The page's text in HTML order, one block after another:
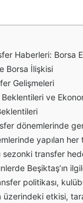
Haberleri: Borsa
Borsa İlişkisi
Gelişmeleri
Beklentileri ve
yaşayan bir kulüp. Geçmiş yıllarda olduğu gibi, bu yıl da yeni transferler ve
senedinin değerini doğrudan etkileyebiliyor. Beşiktaş'ın borsa performansı,
ve yetenekli oyunculara yönelmek ön planda. Kulüp, uzun vadeli bir
oyuncuların ismi medyada yer aldı. Özellikle, Avrupa'nın çeşitli
sürdürülebilirliğini göz önünde bulundurarak
transfer gelişmelerine nasıl tepki verdiği ile de doğrudan